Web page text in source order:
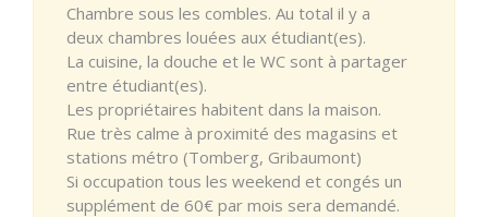
Chambre sous les combles. Au total il y a
deux chambres louées aux étudiant(es).
La cuisine, la douche et le WC sont à partager
entre étudiant(es).
Les propriétaires habitent dans la maison.
Rue très calme à proximité des magasins et
stations métro (Tomberg, Gribaumont)
Si occupation tous les weekend et congés un
supplément de 60€ par mois sera demandé.